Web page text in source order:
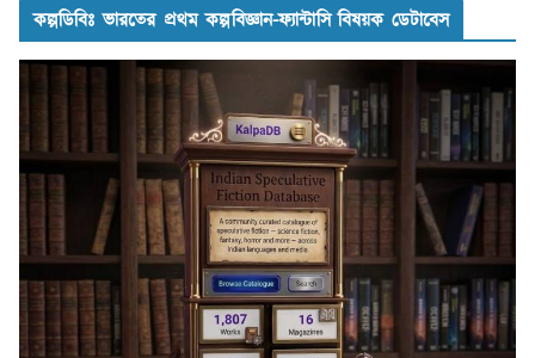
কল্পডিবিঃ ভারতের প্রথম কল্পবিজ্ঞান-ফ্যান্টাসি বিষয়ক ডেটাবেস